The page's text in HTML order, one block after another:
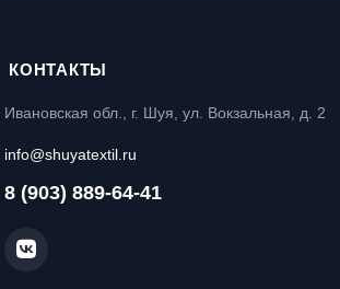
КОНТАКТЫ
Ивановская обл., г. Шуя, ул. Вокзальная, д. 2
info@shuyatextil.ru
8 (903) 889-64-41